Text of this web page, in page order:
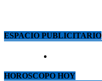
ESPACIO PUBLICITARIO
HOROSCOPO HOY